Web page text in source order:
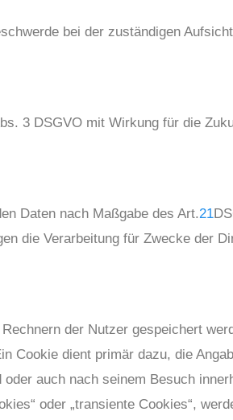
bei der zuständigen
3 DSGVO mit Wirkung für die
Daten nach Maßgabe des Art.21
die Verarbeitung für Zwecke der
der Nutzer gespeichert
Cookie dient primär dazu, die
auch nach seinem Besuch
oder „transiente Cookies“,